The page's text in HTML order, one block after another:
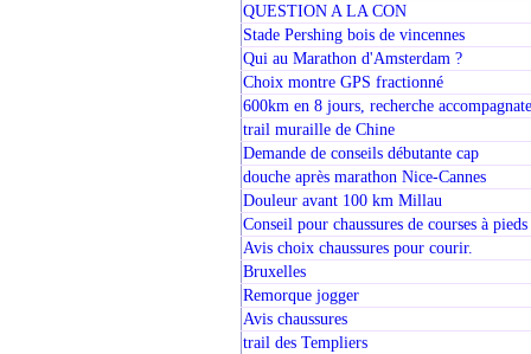
QUESTION A LA CON
Stade Pershing bois de vincennes
Qui au Marathon d'Amsterdam ?
Choix montre GPS fractionné
600km en 8 jours, recherche
trail muraille de Chine
Demande de conseils débutante cap
douche après marathon Nice-Cannes
Douleur avant 100 km Millau
Conseil pour chaussures de courses à
Avis choix chaussures pour courir.
Bruxelles
Remorque jogger
Avis chaussures
trail des Templiers